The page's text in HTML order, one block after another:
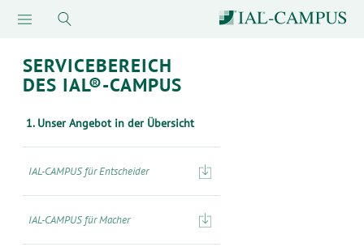
SERVICEBEREICH
DES IAL®-CAMPUS
1. Unser Angebot in der Übersicht
IAL-CAMPUS für Entscheider
IAL-CAMPUS für Macher